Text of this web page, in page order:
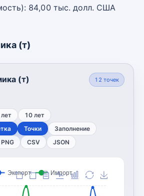
84,00 тыс. долл. США
(т)
(т) 12 точек
10 лет
Точки Заполнение
PNG CSV JSON
Экспорт Импорт